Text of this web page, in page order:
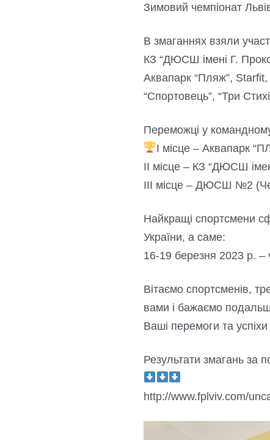
Зимовий чемпіонат
В змаганнях взяли
КЗ “ДЮСШ імені Г.
Аквапарк “Пляж”,
“Спортовець”, “Три
Переможці у
І місце – Аквапарк
ІІ місце – КЗ “ДЮСШ
ІІІ місце – ДЮСШ №2
Найкращі спортсмени
України, а саме:
16-19 березня 2023 р. –
Вітаємо спортсменів,
вами і бажаємо
Ваші перемоги та
Результати змагань за
http://www.fplviv.com/